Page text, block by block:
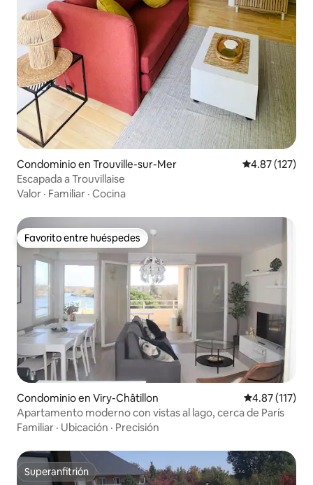
Condominio en Trouville-sur-Mer Calificación
4.87 (127)
Escapada a Trouvillaise
Valor · Familiar · Cocina
Favorito entre huéspedes
Favorito entre huéspedes
Condominio en Viry-Châtillon Calificación
4.87 (117)
Apartamento moderno con vistas al lago, cerca de París
Familiar · Ubicación · Precisión
Superanfitrión
Superanfitrión